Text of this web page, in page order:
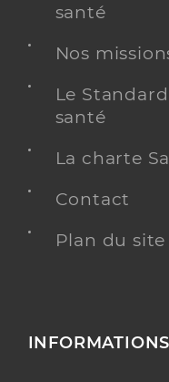
santé
Nos
Le
santé
La charte
Contact
Plan du site